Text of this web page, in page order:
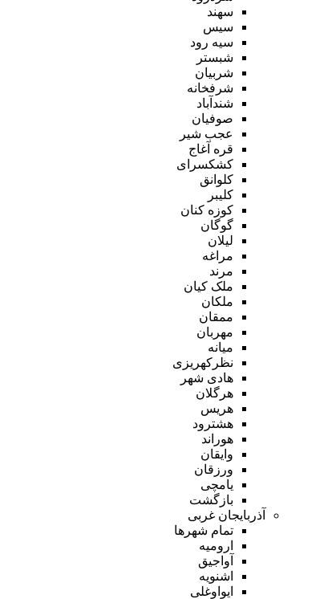
سهند
سیس
سیه رود
شبستر
شربیان
شرفخانه
شندآباد
صوفیان
عجب شیر
قره آغاج
کشکسرای
کلوانق
کلیبر
کوزه کنان
گوگان
لیلان
مراغه
مرند
ملک کیان
ملکان
ممقان
مهربان
میانه
نظرکهریزی
هادی شهر
هرگلان
هریس
هشترود
هوراند
وایقان
ورزقان
یامچی
بازگشت
آذربایجان غربی
تمام شهر‌ها
ارومیه
آواجیق
اشنویه
ایواوغلی